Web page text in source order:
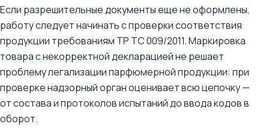
Если разрешительные документы еще не оформлены,
работу следует начинать с проверки соответствия
продукции требованиям ТР ТС 009/2011. Маркировка
товара с некорректной декларацией не решает
проблему легализации парфюмерной продукции: при
проверке надзорный орган оценивает всю цепочку —
от состава и протоколов испытаний до ввода кодов в
оборот.